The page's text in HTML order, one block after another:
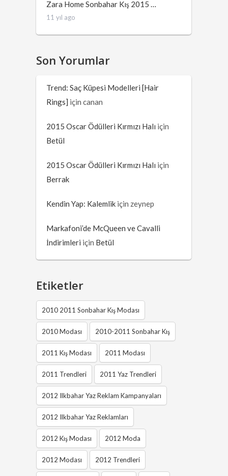
Zara Home Sonbahar Kış 2015 …
11 yıl ago
Son Yorumlar
Trend: Saç Küpesi Modelleri [Hair
Rings] içincanan
2015 Oscar Ödülleri Kırmızı Halı için
Betül
2015 Oscar Ödülleri Kırmızı Halı için
Berrak
Kendin Yap: Kalemlik için zeynep
Markafoni’de McQueen ve Cavalli
İndirimleri için Betül
Etiketler
2010 2011 Sonbahar Kış Modası
2010 Modası 2010-2011 Sonbahar Kış
2011 Kış Modası 2011 Modası
2011 Trendleri 2011 Yaz Trendleri
2012 Ilkbahar Yaz Reklam Kampanyaları
2012 Ilkbahar Yaz Reklamları
2012 Kış Modası 2012 Moda
2012 Modası 2012 Trendleri